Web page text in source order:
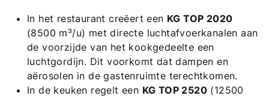
In het restaurant creëert een KG TOP 2020
(8500 m³/u) met directe luchtafvoerkanalen aan
de voorzijde van het kookgedeelte een
luchtgordijn. Dit voorkomt dat dampen en
aërosolen in de gastenruimte terechtkomen.
In de keuken regelt een KG TOP 2520 (12500